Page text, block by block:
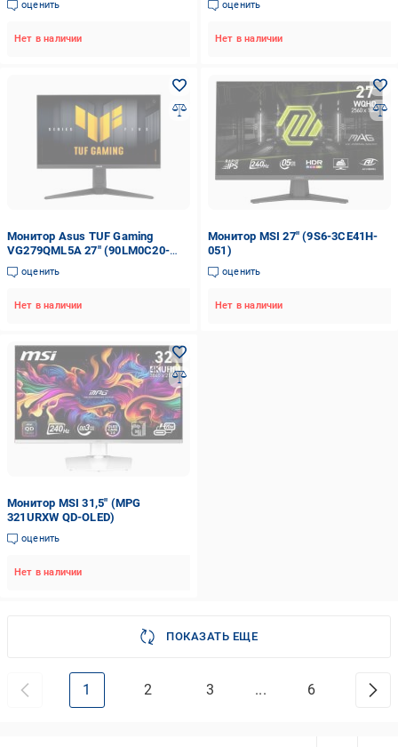
оценить
Нет в наличии
оценить
Нет в наличии
Монитор Asus TUF Gaming
VG279QML5A 27" (90LM0C20-
B01171)
оценить
Нет в наличии
Монитор MSI 27" (9S6-3CE41H-
051)
оценить
Нет в наличии
Монитор MSI 31,5" (MPG
321URXW QD-OLED)
оценить
Нет в наличии
ПОКАЗАТЬ ЕЩЕ
1 2 3 ... 6